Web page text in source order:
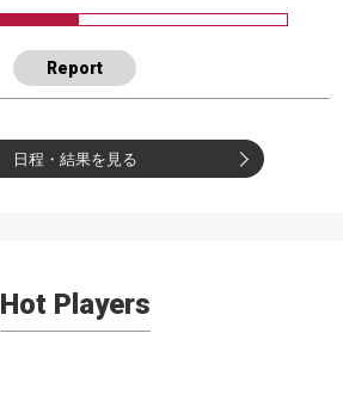
Report
日程・結果を見る
Hot Players